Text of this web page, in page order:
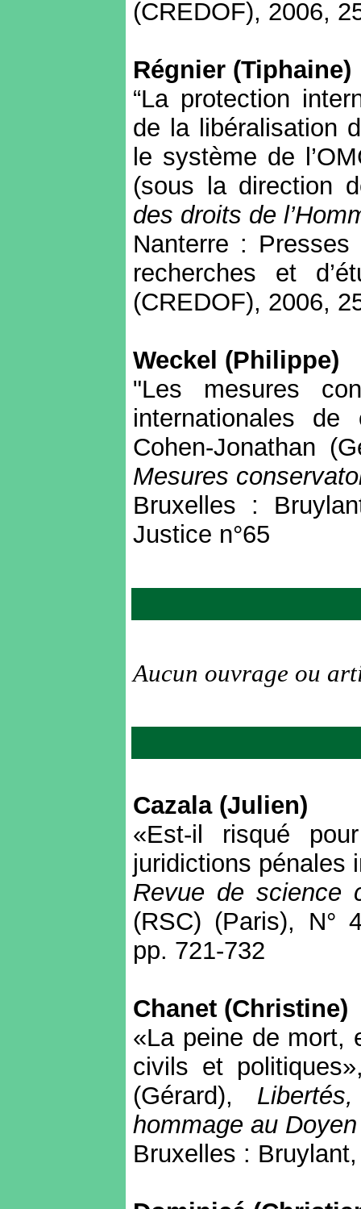
(CREDOF), 2006,
Régnier (Tiphaine)
“La protection
de la libéralisation
le système de
(sous la direction
des droits de
Nanterre :
recherches et
(CREDOF), 2006,
Weckel (Philippe)
"Les mesures
internationales
Cohen-Jonathan
Mesures
Bruxelles :
Justice n°65
Aucun ouvrage ou
Cazala (Julien)
«Est-il risqué
juridictions pénales
Revue de science
(RSC) (Paris), N°
pp. 721-732
Chanet (Christine)
«La peine de mort,
civils et
(Gérard),
hommage au
Bruxelles :